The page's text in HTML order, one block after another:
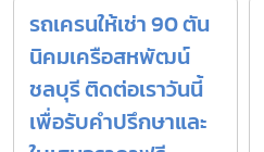
รถเครนให้เช่า 90 ตัน
นิคมเครือสหพัฒน์
ชลบุรี ติดต่อเราวันนี้
เพื่อรับคำปรึกษาและ